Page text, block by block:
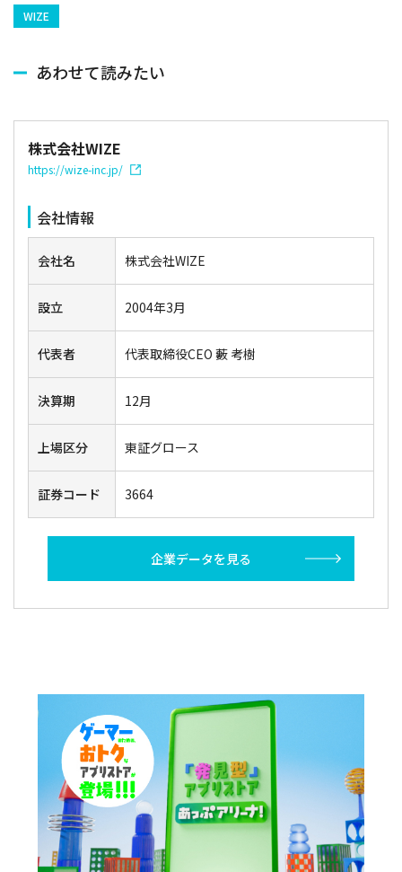
WIZE
あわせて読みたい
株式会社WIZE
https://wize-inc.jp/
会社情報
会社名 株式会社WIZE
設立 2004年3月
代表者 代表取締役CEO 藪 考樹
決算期 12月
上場区分 東証グロース
証券コード 3664
企業データを見る